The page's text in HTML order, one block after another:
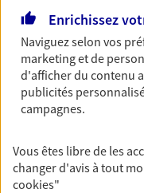
Préparez
votre vie avec les
notre solution PER
spécialement
Découvrir l'offre
Pour un avenir
contrat
Enrichissez
Naviguez selon vos
marketing et de
d'afficher du contenu
publicités
campagnes.
Vous êtes libre de les
changer d'avis à tout
cookies"